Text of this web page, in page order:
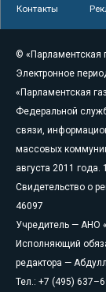
Контакты
© «Парламентская
Электронное
«Парламентская
Федеральной
связи,
массовых
августа 2011 года.
Свидетельство о
46097
Учредитель — АНО
Исполняющий
редактора —
Тел.: +7 (495)